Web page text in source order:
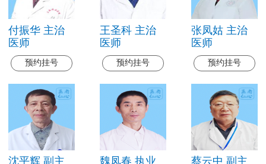
付振华 主治
医师
预约挂号
王圣科 主治
医师
预约挂号
张凤姑 主治
医师
预约挂号
沈平辉 副主
魏凤春 执业
蔡云中 副主